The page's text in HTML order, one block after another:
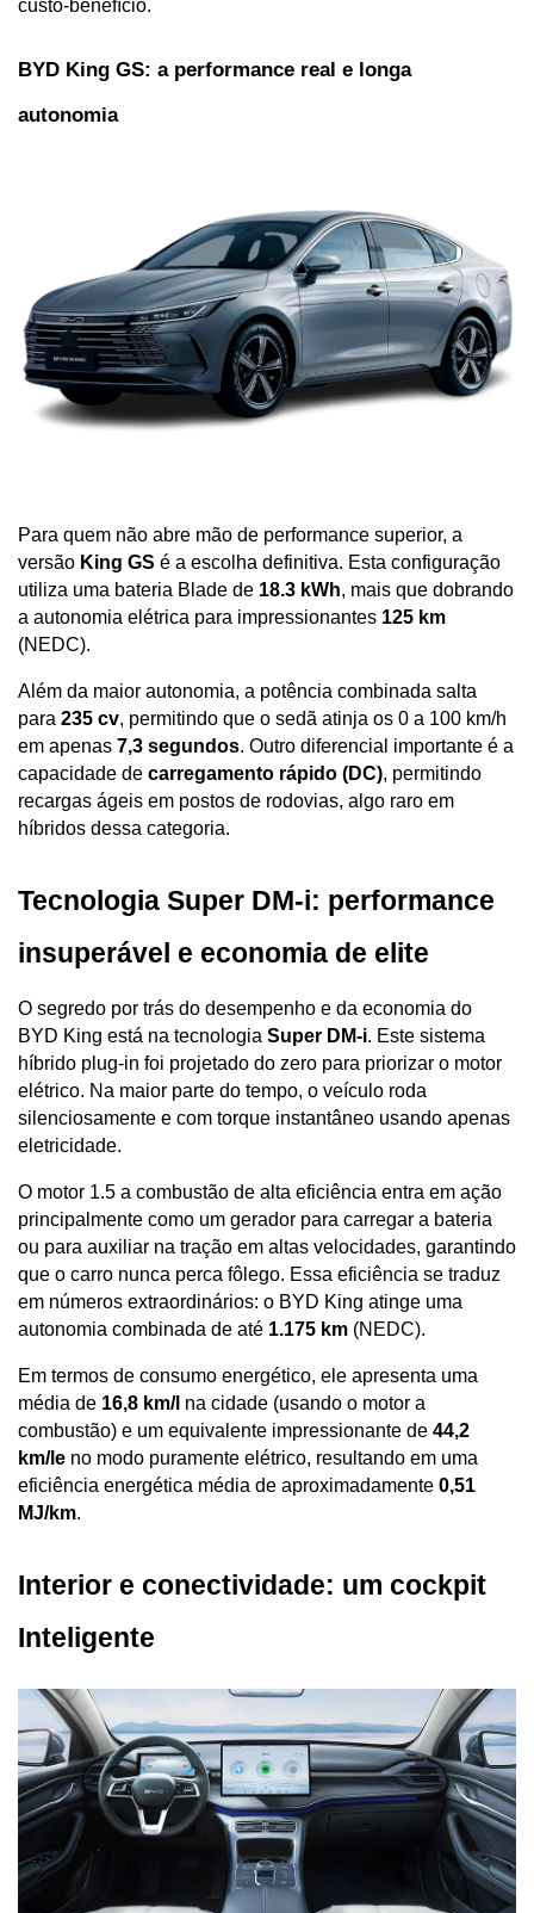
custo-benefício.
BYD King GS: a performance real e longa
autonomia
Para quem não abre mão de performance superior, a
versão King GS é a escolha definitiva. Esta configuração
utiliza uma bateria Blade de 18.3 kWh, mais que dobrando
a autonomia elétrica para impressionantes 125 km
(NEDC).
Além da maior autonomia, a potência combinada salta
para 235 cv, permitindo que o sedã atinja os 0 a 100 km/h
em apenas 7,3 segundos. Outro diferencial importante é a
capacidade de carregamento rápido (DC), permitindo
recargas ágeis em postos de rodovias, algo raro em
híbridos dessa categoria.
Tecnologia Super DM-i: performance
insuperável e economia de elite
O segredo por trás do desempenho e da economia do
BYD King está na tecnologia Super DM-i. Este sistema
híbrido plug-in foi projetado do zero para priorizar o motor
elétrico. Na maior parte do tempo, o veículo roda
silenciosamente e com torque instantâneo usando apenas
eletricidade.
O motor 1.5 a combustão de alta eficiência entra em ação
principalmente como um gerador para carregar a bateria
ou para auxiliar na tração em altas velocidades, garantindo
que o carro nunca perca fôlego. Essa eficiência se traduz
em números extraordinários: o BYD King atinge uma
autonomia combinada de até 1.175 km (NEDC).
Em termos de consumo energético, ele apresenta uma
média de 16,8 km/l na cidade (usando o motor a
combustão) e um equivalente impressionante de 44,2
km/le no modo puramente elétrico, resultando em uma
eficiência energética média de aproximadamente 0,51
MJ/km.
Interior e conectividade: um cockpit
Inteligente